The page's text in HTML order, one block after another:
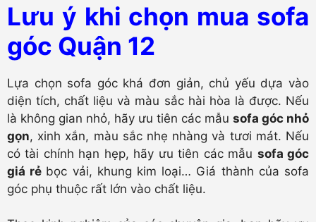
Lưu ý khi chọn mua sofa
góc Quận 12
Lựa chọn sofa góc khá đơn giản, chủ yếu dựa vào
diện tích, chất liệu và màu sắc hài hòa là được. Nếu
là không gian nhỏ, hãy ưu tiên các mẫu sofa góc nhỏ
gọn, xinh xắn, màu sắc nhẹ nhàng và tươi mát. Nếu
có tài chính hạn hẹp, hãy ưu tiên các mẫu sofa góc
giá rẻ bọc vải, khung kim loại… Giá thành của sofa
góc phụ thuộc rất lớn vào chất liệu.